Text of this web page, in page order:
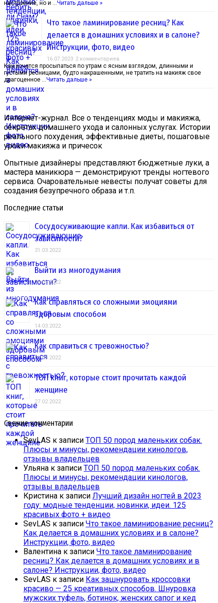
настроение, но и … Читать дальше »
Что такое ламинирование ресниц? Как
делается в домашних условиях и в салоне?
Инструкции, фото, видео
16.07.2023 2 комментариев
Как хочется просыпаться по утрам с ясным взглядом, длинными и
густыми ресницами, будто накрашенными, не тратить на макияж свое
драгоценное … Читать дальше »
Интернет-журнал. Все о тенденциях моды и макияжа,
секретах домашнего ухода и салонных услугах. Истории
реального похудения, эффективные диеты, пошаговые
уроки макияжа и причесок
Опытные дизайнеры представляют бюджетные луки, а
мастера маникюра — демонстрируют тренды ногтевого
сервиса. Очаровательные невесты получат советы для
создания безупречного образа и т.п.
Последние статьи
Сосудосуживающие капли. Как избавиться от
зависимости?
31.03.2022
Выйти из многодумания
28.03.2022
Как справляться со сложными эмоциями
здоровым способом
14.03.2022
Как справиться с тревожностью?
01.03.2022
ТОП книг, которые стоит прочитать каждой
женщине
27.02.2022
Свежие комментарии
SevLAS к записи ТОП 50 пород маленьких собак.
Плюсы и минусы, рекомендации кинологов,
отзывы владельцев
Ульяна к записи ТОП 50 пород маленьких собак.
Плюсы и минусы, рекомендации кинологов,
отзывы владельцев
Кристина к записи Лучший дизайн ногтей в 2023
году: модные тенденции, новинки, идеи. 125
красивых фото + видео
SevLAS к записи Что такое ламинирование ресниц?
Как делается в домашних условиях и в салоне?
Инструкции, фото, видео
Валентина к записи Что такое ламинирование
ресниц? Как делается в домашних условиях и в
салоне? Инструкции, фото, видео
SevLAS к записи Как зашнуровать кроссовки
красиво — 25 креативных способов. Шнуровка
мужских туфель, ботинок, женских сапог и кед